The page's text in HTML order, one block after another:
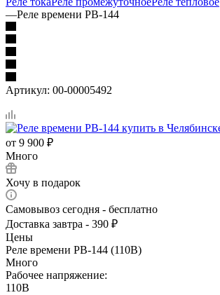
—Реле времени РВ-144
Артикул: 00-00005492
от 9 900 ₽
Много
Хочу в подарок
Самовывоз сегодня - бесплатно
Доставка завтра - 390 ₽
Цены
Реле времени РВ-144 (110В)
Много
Рабочее напряжение:
110В